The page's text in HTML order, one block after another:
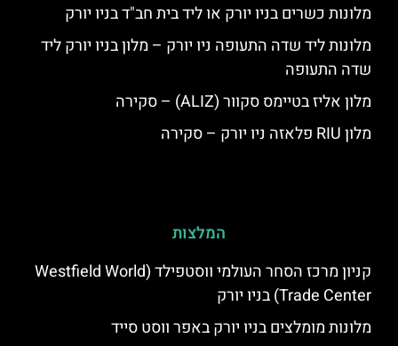
מלונות כשרים בניו יורק או ליד בית חב"ד בניו יורק
מלונות ליד שדה התעופה ניו יורק – מלון בניו יורק ליד
שדה התעופה
מלון אליז בטיימס סקוור (ALIZ) – סקירה
מלון RIU פלאזה ניו יורק – סקירה
המלצות
קניון מרכז הסחר העולמי ווסטפילד (Westfield World
Trade Center) בניו יורק
מלונות מומלצים בניו יורק באפר ווסט סייד